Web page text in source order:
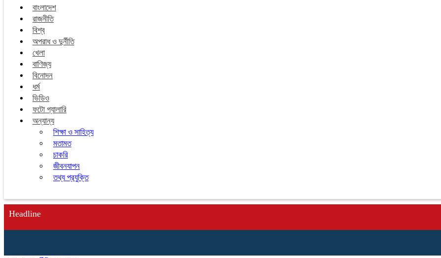
বাংলাদেশ
রাজনীতি
বিশ্ব
অপরাধ ও দুর্নীতি
খেলা
বাণিজ্য
বিনোদন
ধর্ম
ভিডিও
ফটো গ্যালারি
অন্যান্য
শিক্ষা ও সাহিত্য
মতামত
চাকরি
জীবনযাপন
তথ্য প্রযুক্তি
Headline